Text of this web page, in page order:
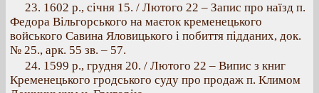
23. 1602 p., січня 15. / Лютого 22 – Запис про наїзд п.
Федора Вільгорського на маєток кременецького
войського Савина Яловицького і побиття підданих, док.
№ 25., арк. 55 зв. – 57.
24. 1599 p., грудня 20. / Лютого 22 – Випис з книг
Кременецького гродського суду про продаж п. Климом